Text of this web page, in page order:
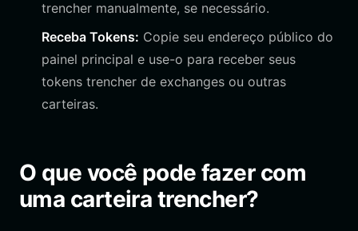
trencher manualmente, se necessário.
Receba Tokens: Copie seu endereço público do
painel principal e use-o para receber seus
tokens trencher de exchanges ou outras
carteiras.
O que você pode fazer com
uma carteira trencher?